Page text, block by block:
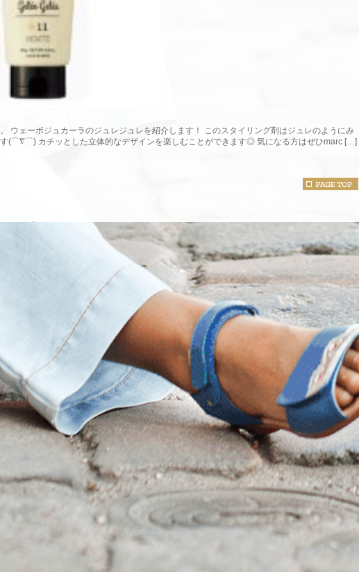
ウェーボジュカーラのジュレジュレを紹介します！ このスタイリング剤はジュレのようにみ
(⌒∇⌒) カチッとした立体的なデザインを楽しむことができます◎ 気になる方はぜひmarc […]
2026年06月29日 17時37分
いて
いつもご来店いただき、ありがとうございます。 毎日暑い日が続き、汗や皮脂、紫外線の影
かりやすい季節になりました。 この時期は、髪のお手入れはもちろん、頭皮ケアもとても大